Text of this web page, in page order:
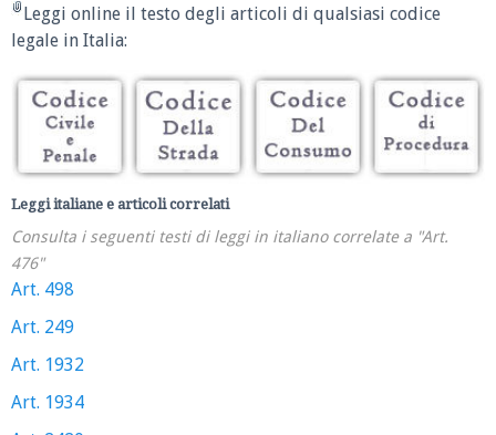
Leggi online il testo degli articoli di qualsiasi codice
legale in Italia:
Leggi italiane e articoli correlati
Consulta i seguenti testi di leggi in italiano correlate a "Art.
476"
Art. 498
Art. 249
Art. 1932
Art. 1934